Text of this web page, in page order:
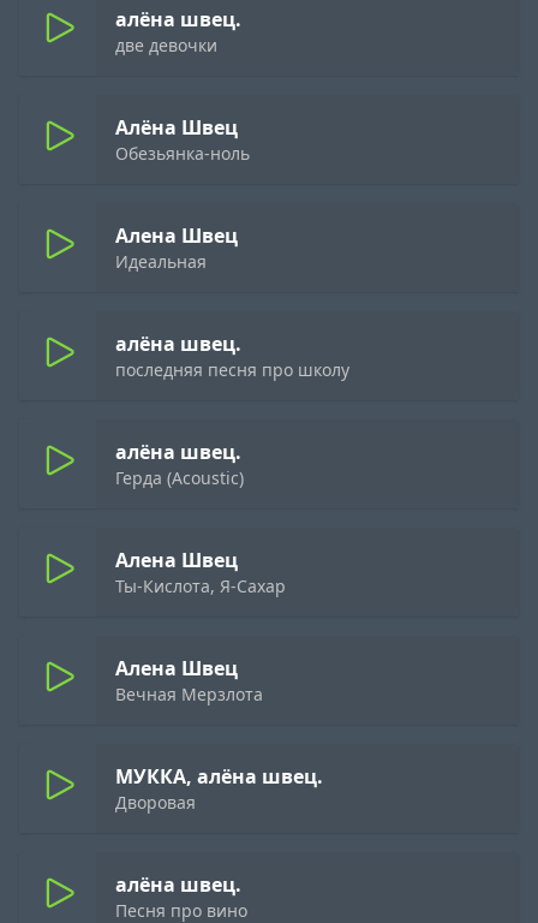
алёна швец.
две девочки
Алёна Швец
Обезьянка-ноль
Алена Швец
Идеальная
алёна швец.
последняя песня про школу
алёна швец.
Герда (Acoustic)
Алена Швец
Ты-Кислота, Я-Сахар
Алена Швец
Вечная Мерзлота
МУККА, алёна швец.
Дворовая
алёна швец.
Песня про вино